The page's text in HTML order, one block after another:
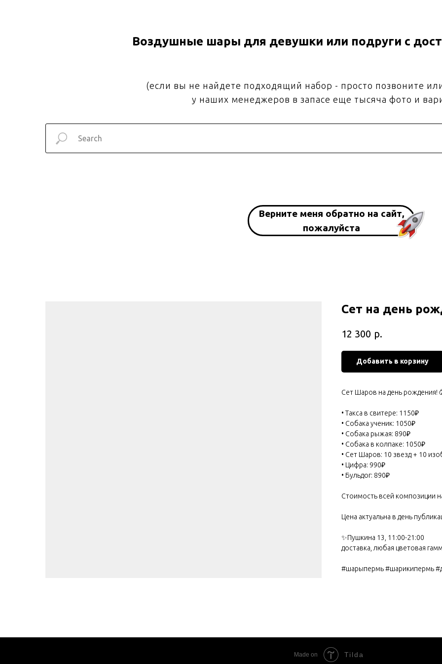
Воздушные шары для девушки или подруги с
(если вы не найдете подходящий набор - просто позвоните
у наших менеджеров в запасе еще тысяча фото и
Верните меня обратно на сайт,
пожалуйста
Сет на день
12 300 р.
Добавить в корзину
Сет Шаров на день рождения!
• Такса в свитере: 1150₽
• Собака ученик: 1050₽
• Собака рыжая: 890₽
• Собака в колпаке: 1050₽
• Сет Шаров: 10 звезд + 10
• Цифра: 990₽
• Бульдог: 890₽
Стоимость всей композиции
Цена актуальна в день
✨Пушкина 13, 11:00-21:00
доставка, любая цветовая
#шарыпермь #шарикипермь
Made on Tilda